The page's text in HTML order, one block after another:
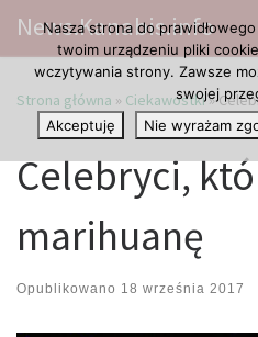
Przejdź do treści
News.Kanabis.info
Strona główna » Ciekawostki»
Celebryci,
marihuanę
Opublikowano 18 września 2017
Nasza strona do
twoim urządzeniu pliki
wczytywania strony. Zawsze
swojej
Akceptuję
Nie wyrażam